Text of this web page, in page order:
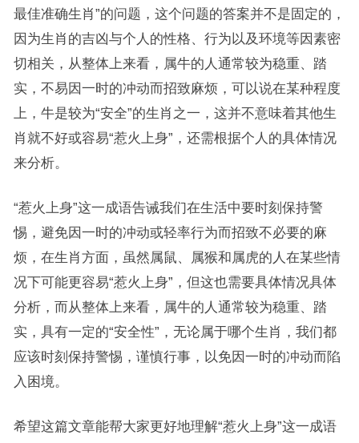
最佳准确生肖”的问题，这个问题的答案并不是固定的，
因为生肖的吉凶与个人的性格、行为以及环境等因素密
切相关，从整体上来看，属牛的人通常较为稳重、踏
实，不易因一时的冲动而招致麻烦，可以说在某种程度
上，牛是较为“安全”的生肖之一，这并不意味着其他生
肖就不好或容易“惹火上身”，还需根据个人的具体情况
来分析。
“惹火上身”这一成语告诫我们在生活中要时刻保持警
惕，避免因一时的冲动或轻率行为而招致不必要的麻
烦，在生肖方面，虽然属鼠、属猴和属虎的人在某些情
况下可能更容易“惹火上身”，但这也需要具体情况具体
分析，而从整体上来看，属牛的人通常较为稳重、踏
实，具有一定的“安全性”，无论属于哪个生肖，我们都
应该时刻保持警惕，谨慎行事，以免因一时的冲动而陷
入困境。
希望这篇文章能帮大家更好地理解“惹火上身”这一成语